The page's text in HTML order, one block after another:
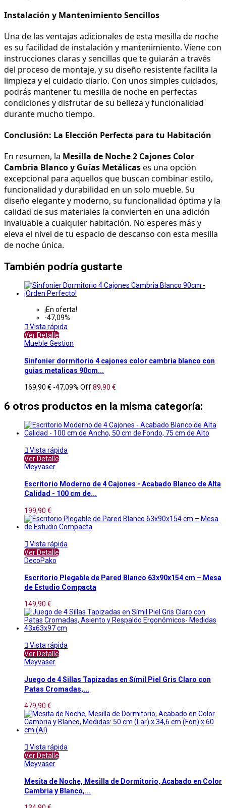
Instalación y Mantenimiento Sencillos
Una de las ventajas adicionales de esta mesilla de noche
es su facilidad de instalación y mantenimiento. Viene con
instrucciones claras y sencillas que te guiarán a través
del proceso de montaje, y su diseño resistente facilita la
limpieza y el cuidado diario. Con unos simples cuidados,
podrás mantener tu mesilla de noche en perfectas
condiciones y disfrutar de su belleza y funcionalidad
durante mucho tiempo.
Conclusión: La Elección Perfecta para tu Habitación
En resumen, la Mesilla de Noche 2 Cajones Color
Cambria Blanco y Guías Metálicas es una opción
excepcional para aquellos que buscan combinar estilo,
funcionalidad y durabilidad en un solo mueble. Su
diseño elegante y moderno, su funcionalidad óptima y la
calidad de sus materiales la convierten en una adición
invaluable a cualquier habitación. No esperes más y
eleva el nivel de tu espacio de descanso con esta mesilla
de noche única.
También podría gustarte
¡En oferta!
-47,09%
 Vista rápida
Ver Detalle
Mueble Gestion
Sinfonier dormitorio 4 cajones color cambria blanco con
guias metalicas 90cm...
169,90 € -47,09% Off89,90 €
6 otros productos en la misma categoría:
 Vista rápida
Ver Detalle
Meyvaser
Escritorio Moderno de 4 Cajones - Acabado Blanco de Alta
Calidad - 100 cm de...
199,90 €
 Vista rápida
Ver Detalle
DecoPako
Escritorio Plegable de Pared Blanco 63x90x154 cm – Mesa
de Estudio Compacta
149,90 €
 Vista rápida
Ver Detalle
Meyvaser
Juego de 4 Sillas Tapizadas en Símil Piel Gris Claro con
Patas Cromadas,...
479,90 €
 Vista rápida
Ver Detalle
Meyvaser
Mesita de Noche, Mesilla de Dormitorio, Acabado en Color
Cambria y Blanco,...